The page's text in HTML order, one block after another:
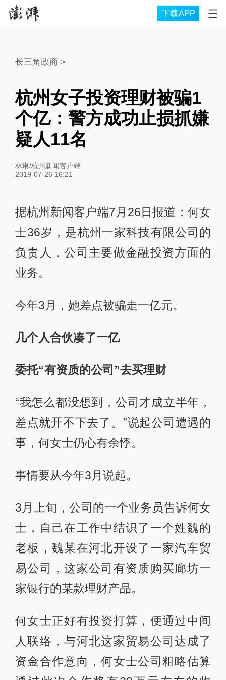
下载APP
长三角政商 >
杭州女子投资理财被骗1
个亿：警方成功止损抓嫌
疑人11名
林琳/杭州新闻客户端
2019-07-26 16:21
据杭州新闻客户端7月26日报道：何女
士36岁，是杭州一家科技有限公司的
负责人，公司主要做金融投资方面的
业务。
今年3月，她差点被骗走一亿元。
几个人合伙凑了一亿
委托“有资质的公司”去买理财
“我怎么都没想到，公司才成立半年，
差点就开不下去了。”说起公司遭遇的
事，何女士仍心有余悸。
事情要从今年3月说起。
3月上旬，公司的一个业务员告诉何女
士，自己在工作中结识了一个姓魏的
老板，魏某在河北开设了一家汽车贸
易公司，这家公司有资质购买廊坊一
家银行的某款理财产品。
何女士正好有投资打算，便通过中间
人联络，与河北这家贸易公司达成了
资金合作意向，何女士公司粗略估算